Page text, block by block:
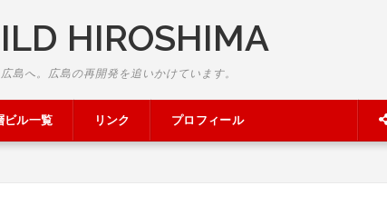
HIROSHIMA
島へ。広島の再開発を追いかけています。
ビル一覧 リンク プロフィール